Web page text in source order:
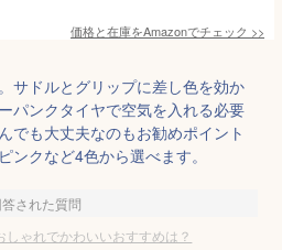
価格と在庫をAmazonでチェック >>
サドルとグリップに差し色を効か
パンクタイヤで空気を入れる必要
でも大丈夫なのもお勧めポイント
ンクなど4色から選べます。
答された質問
ゃれでかわいいおすすめは？